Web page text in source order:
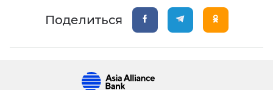
Поделиться